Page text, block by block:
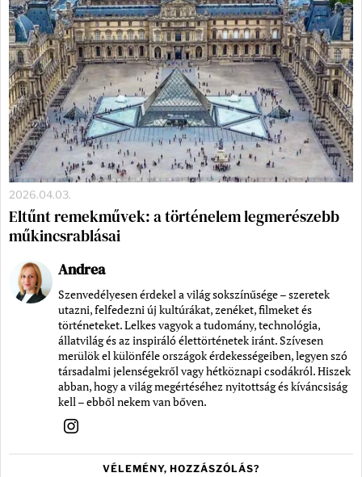
2026.04.03.
Eltűnt remekművek: a történelem legmerészebb
műkincsrablásai
Andrea
Szenvedélyesen érdekel a világ sokszínűsége – szeretek
utazni, felfedezni új kultúrákat, zenéket, filmeket és
történeteket. Lelkes vagyok a tudomány, technológia,
állatvilág és az inspiráló élettörténetek iránt. Szívesen
merülök el különféle országok érdekességeiben, legyen szó
társadalmi jelenségekről vagy hétköznapi csodákról. Hiszek
abban, hogy a világ megértéséhez nyitottság és kíváncsiság
kell – ebből nekem van bőven.
VÉLEMÉNY, HOZZÁSZÓLÁS?